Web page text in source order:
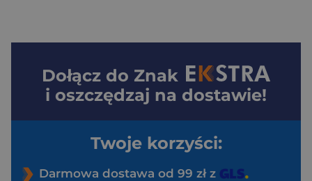
Dołącz do Znak
i oszczędzaj na dostawie!
Twoje korzyści:
Darmowa dostawa od 99 zł z